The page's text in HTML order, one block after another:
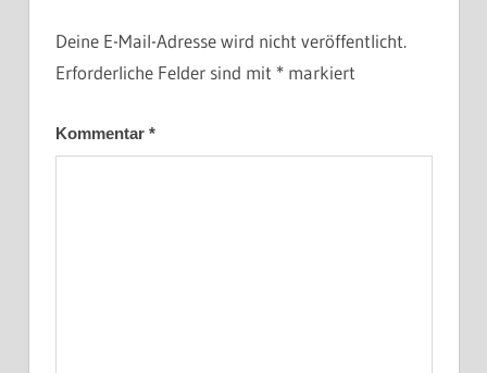
Deine E-Mail-Adresse wird nicht veröffentlicht.
Erforderliche Felder sind mit *markiert
Kommentar *